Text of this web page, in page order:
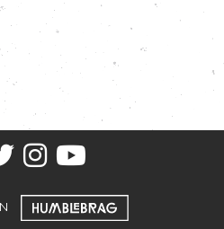
TwitterInstagramyoutube